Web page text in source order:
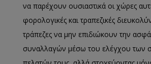
να παρέχουν ουσιαστικά οι χώρες
φορολογικές και τραπεζικές
τράπεζες να μην επιδιώκουν την
συναλλαγών μέσω του ελέγχου των